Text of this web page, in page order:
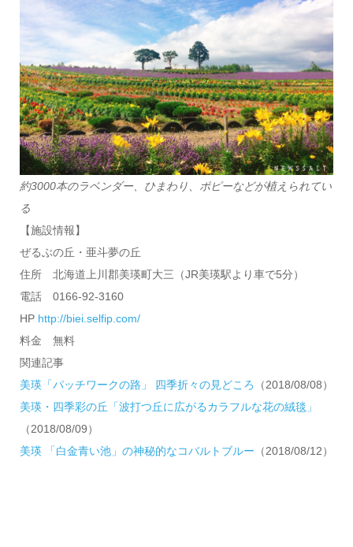
約3000本のラベンダー、ひまわり、ポピーなどが植えられてい
る
【施設情報】
ぜるぶの丘・亜斗夢の丘
住所 北海道上川郡美瑛町大三（JR美瑛駅より車で5分）
電話 0166-92-3160
HP http://biei.selfip.com/
料金 無料
関連記事
美瑛「パッチワークの路」 四季折々の見どころ
（2018/08/08）
美瑛・四季彩の丘「波打つ丘に広がるカラフルな花の絨毯」
（2018/08/09）
美瑛 「白金青い池」の神秘的なコバルトブルー （2018/08/12）